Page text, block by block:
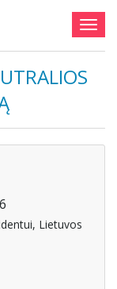
Lietuvos